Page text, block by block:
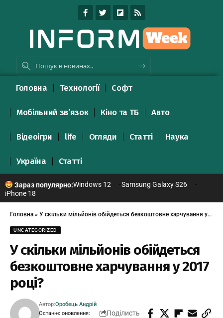
Головна Технології Софт
Мобільний зв’язок Кіно та ТБ Авто
Відеоігри life Огляди Статті Наука
Україна Статті
Зараз популярно:Windows 12
Samsung Galaxy S26
iPhone 18
Головна » У скільки мільйонів обійдеться безкоштовне харчування у 2017 році?
UNCATEGORIZED
У скільки мільйонів обійдеться
безкоштовне харчування у 2017
році?
Останнє оновлення:
Автор:Оробець Андрій
Поділисть